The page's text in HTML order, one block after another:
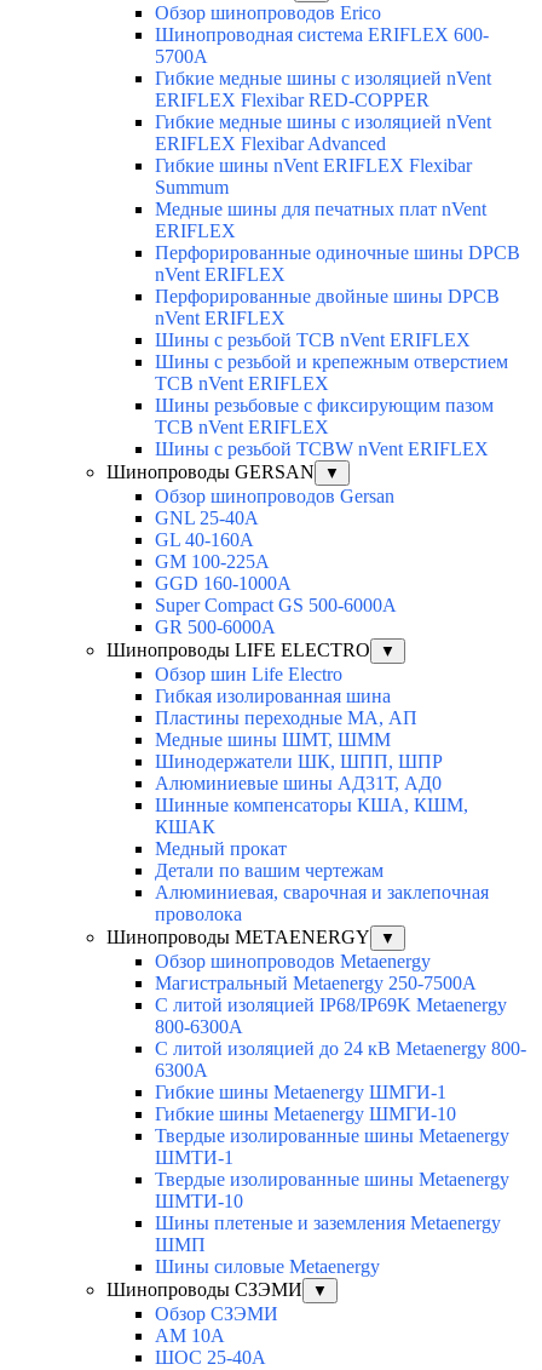
Обзор шинопроводов Erico
Шинопроводная система ERIFLEX 600-
5700A
Гибкие медные шины с изоляцией nVent
ERIFLEX Flexibar RED-COPPER
Гибкие медные шины с изоляцией nVent
ERIFLEX Flexibar Advanced
Гибкие шины nVent ERIFLEX Flexibar
Summum
Медные шины для печатных плат nVent
ERIFLEX
Перфорированные одиночные шины DPCB
nVent ERIFLEX
Перфорированные двойные шины DPCB
nVent ERIFLEX
Шины с резьбой TCB nVent ERIFLEX
Шины с резьбой и крепежным отверстием
TCB nVent ERIFLEX
Шины резьбовые с фиксирующим пазом
TCB nVent ERIFLEX
Шины с резьбой TCBW nVent ERIFLEX
Шинопроводы GERSAN
▼
Обзор шинопроводов Gersan
GNL 25-40A
GL 40-160A
GM 100-225A
GGD 160-1000A
Super Compact GS 500-6000A
GR 500-6000A
Шинопроводы LIFE ELECTRO
▼
Обзор шин Life Electro
Гибкая изолированная шина
Пластины переходные МА, АП
Медные шины ШМТ, ШММ
Шинодержатели ШК, ШПП, ШПР
Алюминиевые шины АД31Т, АД0
Шинные компенсаторы КША, КШМ,
КШАК
Медный прокат
Детали по вашим чертежам
Алюминиевая, cварочная и заклепочная
проволока
Шинопроводы METAENERGY
▼
Обзор шинопроводов Metaenergy
Магистральный Metaenergy 250-7500A
С литой изоляцией IP68/IP69K Metaenergy
800-6300A
С литой изоляцией до 24 кВ Metaenergy 800-
6300A
Гибкие шины Metaenergy ШМГИ-1
Гибкие шины Metaenergy ШМГИ-10
Твердые изолированные шины Metaenergy
ШМТИ-1
Твердые изолированные шины Metaenergy
ШМТИ-10
Шины плетеные и заземления Metaenergy
ШМП
Шины силовые Metaenergy
Шинопроводы СЗЭМИ
▼
Обзор СЗЭМИ
АМ 10А
ШОС 25-40А